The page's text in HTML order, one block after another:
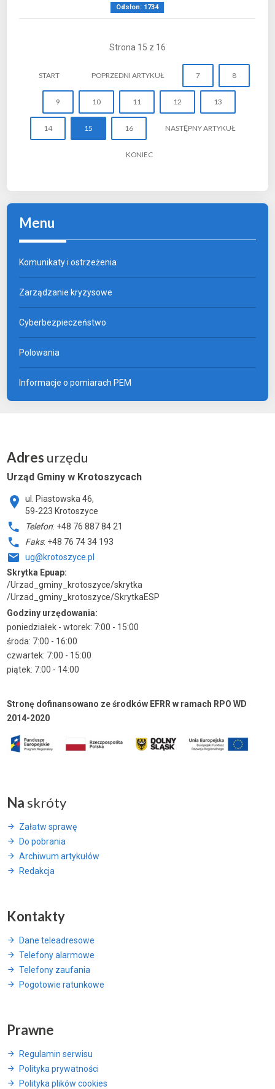
Odsłon: 1734
Strona 15 z 16
START POPRZEDNI ARTYKUŁ 7 8
9 10 11 12 13
14 15 16 NASTĘPNY ARTYKUŁ
KONIEC
Menu
Komunikaty i ostrzeżenia
Zarządzanie kryzysowe
Cyberbezpieczeństwo
Polowania
Informacje o pomiarach PEM
Adres urzędu
Urząd Gminy w Krotoszycach
ul. Piastowska 46,
59-223 Krotoszyce
Telefon: +48 76 887 84 21
Faks: +48 76 74 34 193
ug@krotoszyce.pl
Skrytka Epuap:
/Urzad_gminy_krotoszyce/skrytka
/Urzad_gminy_krotoszyce/SkrytkaESP
Godziny urzędowania:
poniedziałek - wtorek: 7:00 - 15:00
środa: 7:00 - 16:00
czwartek: 7:00 - 15:00
piątek: 7:00 - 14:00
Stronę dofinansowano ze środków EFRR w ramach RPO WD
2014-2020
Na skróty
Załatw sprawę
Do pobrania
Archiwum artykułów
Redakcja
Kontakty
Dane teleadresowe
Telefony alarmowe
Telefony zaufania
Pogotowie ratunkowe
Prawne
Regulamin serwisu
Polityka prywatności
Polityka plików cookies